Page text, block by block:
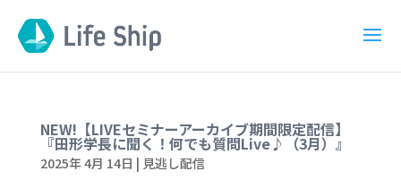
NEW!【LIVEセミナーアーカイブ期間限定配信】
『田形学長に聞く！何でも質問Live♪（3月）』
2025年 4月 14日 | 見逃し配信